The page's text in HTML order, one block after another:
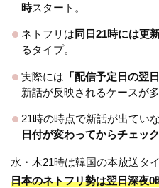
時スタート。
ネトフリは 同日21時には更
るタイプ。
実際には 「配信予定日の翌
新話が反映されるケースが多
21時の時点で新話が出てい
日付が変わってからチェッ
水・木21時は韓国の本放送タ
日本のネトフリ勢は翌日深夜0